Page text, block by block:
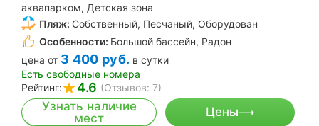
аквапарком, Детская зона
Пляж: Собственный, Песчаный, Оборудован
Особенности: Большой бассейн, Радон
цена от 3 400 руб. в сутки
Есть свободные номера
Рейтинг:
4.6 (Отзывов: 7)
Узнать наличие
мест
Цены